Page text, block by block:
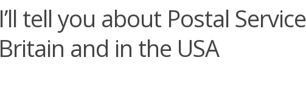
I’ll tell you about Postal
Britain and in the USA